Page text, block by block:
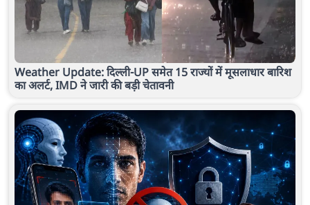
Weather Update: दिल्ली-UP समेत 15 राज्यों में मूसलाधार बारिश
का अलर्ट, IMD ने जारी की बड़ी चेतावनी